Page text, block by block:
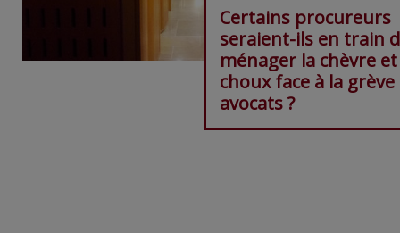
Certains procureurs
seraient-ils en train
ménager la chèvre
choux face à la grève
avocats ?